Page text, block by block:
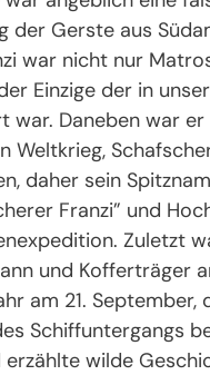
der Gerste aus
war nicht nur
Einzige der in
war. Daneben war er
Weltkrieg,
daher sein
Franzi” und
Zuletzt
und Kofferträger
am 21. September,
Schiffuntergangs
erzählte wilde